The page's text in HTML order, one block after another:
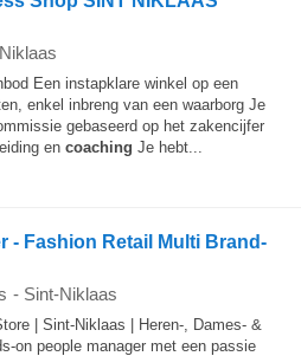
Een instapklare winkel op een
enkel inbreng van een waarborg Je
gebaseerd op het zakencijfer
en coaching Je hebt...
- Fashion Retail Multi Brand-
- Sint-Niklaas
| Sint-Niklaas | Heren-, Dames- &
on people manager met een passie